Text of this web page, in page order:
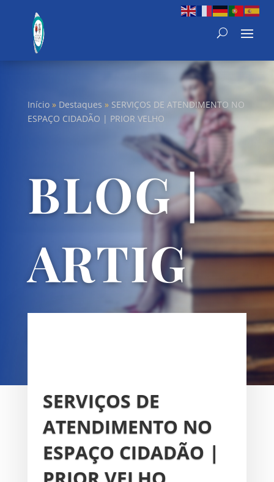
Início» Destaques » SERVIÇOS DE ATENDIMENTO NO
ESPAÇO CIDADÃO | PRIOR VELHO
BLOG |
ARTIG
OS
SERVIÇOS DE
ATENDIMENTO NO
ESPAÇO CIDADÃO |